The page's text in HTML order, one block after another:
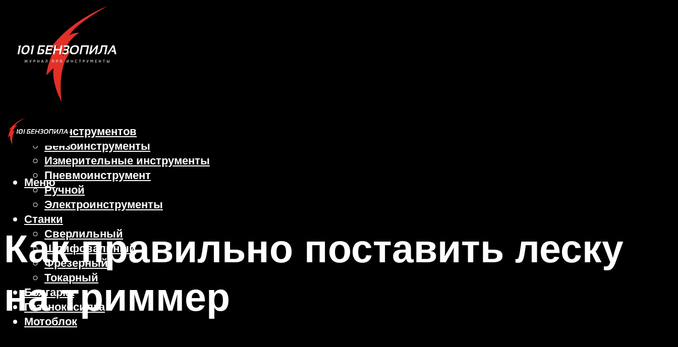
Виды инструментов
Бензоинструменты
Измерительные инструменты
Пневмоинструмент
Ручной
Электроинструменты
Станки
Сверлильный
Шлифовальный
Фрезерный
Токарный
Болгарка
Газонокосилка
Мотоблок
Меню
Как правильно поставить леску
на триммер